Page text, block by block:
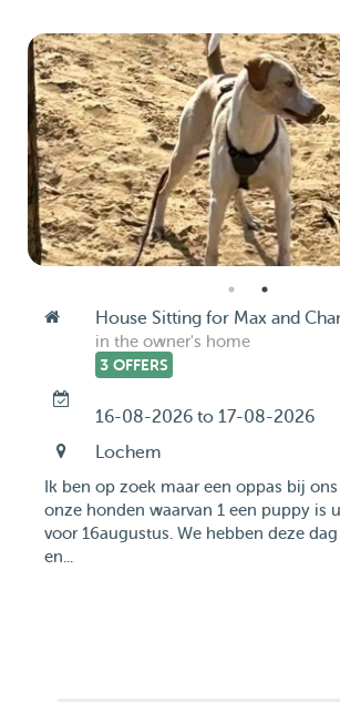
House Sitting for Max and
in the owner's home
3 OFFERS
16-08-2026 to 17-08-2026
Lochem
Ik ben op zoek maar een oppas bij
onze honden waarvan 1 een puppy is
voor 16augustus. We hebben deze
en...